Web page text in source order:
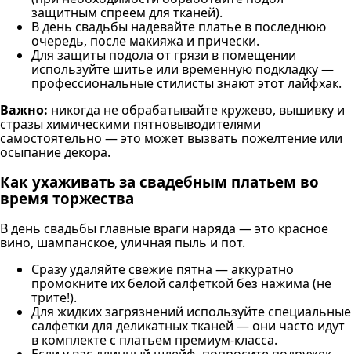
защитным спреем для тканей).
В день свадьбы надевайте платье в последнюю
очередь, после макияжа и прически.
Для защиты подола от грязи в помещении
используйте шитье или временную подкладку —
профессиональные стилисты знают этот лайфхак.
Важно: никогда не обрабатывайте кружево, вышивку и
стразы химическими пятновыводителями
самостоятельно — это может вызвать пожелтение или
осыпание декора.
Как ухаживать за свадебным платьем во
время торжества
В день свадьбы главные враги наряда — это красное
вино, шампанское, уличная пыль и пот.
Сразу удаляйте свежие пятна — аккуратно
промокните их белой салфеткой без нажима (не
трите!).
Для жидких загрязнений используйте специальные
салфетки для деликатных тканей — они часто идут
в комплекте с платьем премиум-класса.